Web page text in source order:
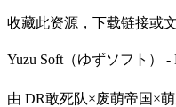
收藏此资源，下载链接或
Yuzu Soft（ゆずソフト）
由 DR敢死队×废萌帝国×